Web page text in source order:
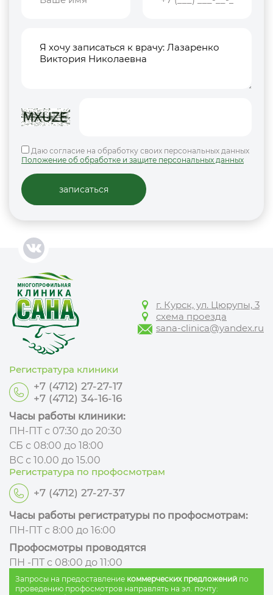
Даю согласие на обработку своих персональных данных
Положение об обработке и защите персональных данных
г. Курск, ул. Цюрупы, 3
схема проезда
sana-clinica@yandex.ru
Регистратура клиники
+7 (4712) 27-27-17
+7 (4712) 34-16-16
Регистратура по профосмотрам
+7 (4712) 27-27-37
Запросы на предоставление коммерческих предложений по
проведению профосмотров направлять на эл. почту:
Часы работы клиники:
ПН-ПТ с 07:30 до 20:30
СБ с 08:00 до 18:00
ВС с 10.00 до 15.00
Часы работы регистратуры по профосмотрам:
ПН-ПТ с 8:00 до 16:00
Профосмотры проводятся
ПН -ПТ с 08:00 до 11:00